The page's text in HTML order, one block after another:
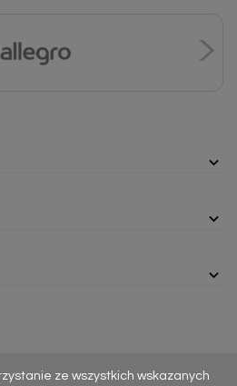
ze wszystkich wskazanych